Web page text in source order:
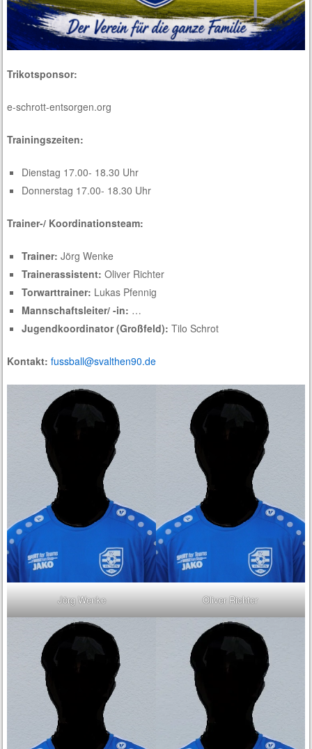
Trikotsponsor:
e-schrott-entsorgen.org
Trainingszeiten:
Dienstag 17.00- 18.30 Uhr
Donnerstag 17.00- 18.30 Uhr
Trainer-/ Koordinationsteam:
Trainer: Jörg Wenke
Trainerassistent: Oliver Richter
Torwarttrainer: Lukas Pfennig
Mannschaftsleiter/ -in: …
Jugendkoordinator (Großfeld):Tilo Schrot
Kontakt: fussball@svalthen90.de
Jörg Wenke Oliver Richter